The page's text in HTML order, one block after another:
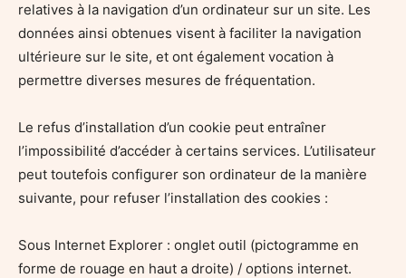
relatives à la navigation d’un ordinateur sur un site. Les
données ainsi obtenues visent à faciliter la navigation
ultérieure sur le site, et ont également vocation à
permettre diverses mesures de fréquentation.
Le refus d’installation d’un cookie peut entraîner
l’impossibilité d’accéder à certains services. L’utilisateur
peut toutefois configurer son ordinateur de la manière
suivante, pour refuser l’installation des cookies :
Sous Internet Explorer : onglet outil (pictogramme en
forme de rouage en haut a droite) / options internet.